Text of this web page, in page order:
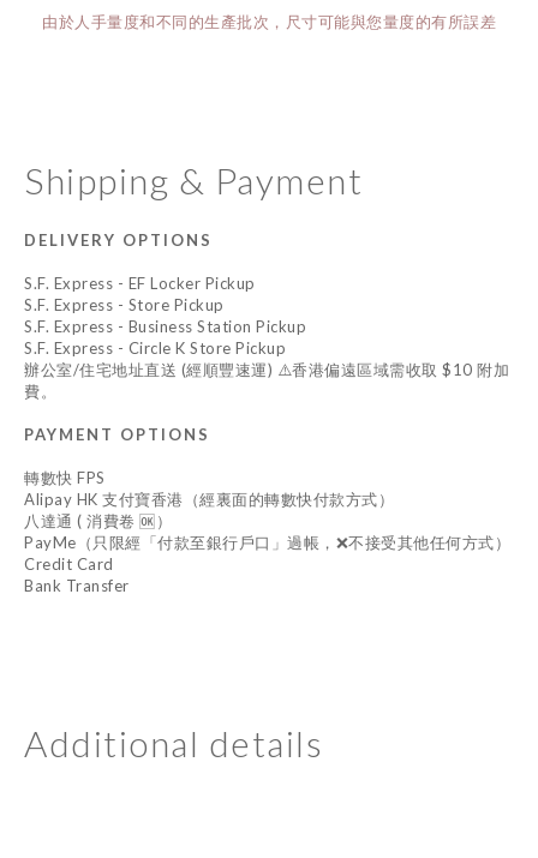
由於人手量度和不同的生產批次，尺寸可能與您量度的有所誤差
Shipping & Payment
DELIVERY OPTIONS
S.F. Express - EF Locker Pickup
S.F. Express - Store Pickup
S.F. Express - Business Station Pickup
S.F. Express - Circle K Store Pickup
辦公室/住宅地址直送 (經順豐速運) ⚠️香港偏遠區域需收取 $10 附加
費。
PAYMENT OPTIONS
轉數快 FPS
Alipay HK 支付寶香港（經裏面的轉數快付款方式）
八達通 ( 消費卷 🆗）
PayMe（只限經「付款至銀行戶口」過帳，❌不接受其他任何方式）
Credit Card
Bank Transfer
Additional details